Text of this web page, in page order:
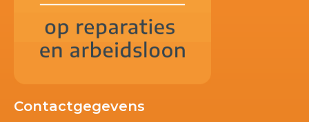
Contactgegevens